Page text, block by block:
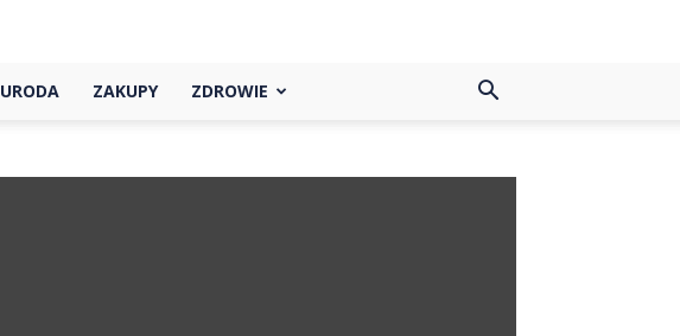
URODA ZAKUPY ZDROWIE